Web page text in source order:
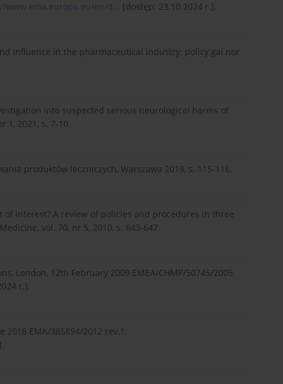
www.ema.europa.eu/en/d... [dostęp: 23.10.2024 r.].
influence in the pharmaceutical industry: policy gai nor
into suspected serious neurological harms of
1, 2021, s. 7-10.
produktów leczniczych, Warszawa 2019, s. 115-116.
of interest? A review of policies and procedures in three
vol. 70, nr 5, 2010, s. 643-647.
London, 12th February 2009 EMEA/CHMP/50745/2005
r.].
2016 EMA/385894/2012 rev.1,